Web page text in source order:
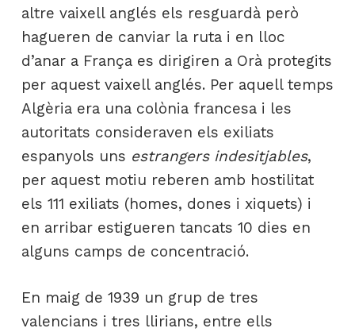
altre vaixell anglés els resguardà però
hagueren de canviar la ruta i en lloc
d’anar a França es dirigiren a Orà protegits
per aquest vaixell anglés. Per aquell temps
Algèria era una colònia francesa i les
autoritats consideraven els exiliats
espanyols uns estrangers indesitjables,
per aquest motiu reberen amb hostilitat
els 111 exiliats (homes, dones i xiquets) i
en arribar estigueren tancats 10 dies en
alguns camps de concentració.
En maig de 1939 un grup de tres
valencians i tres llirians, entre ells